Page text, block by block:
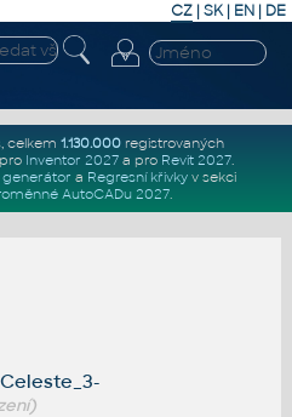
CZ | SK| EN | DE
celkem 1.130.000registrovaných
Inventor 2027a pro Revit 2027.
a Regresní křivkyv sekci
AutoCADu 2027.